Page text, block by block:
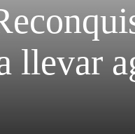
llevar